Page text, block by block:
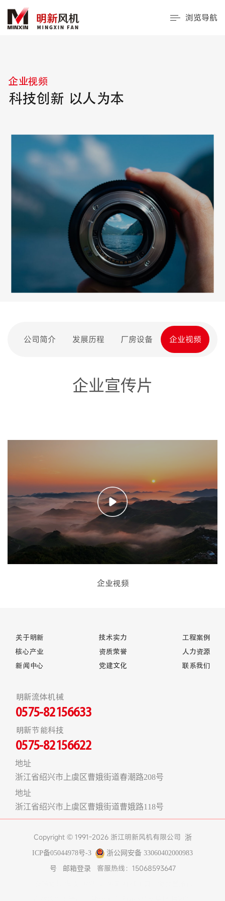
浏览导航
企业视频
科技创新 以人为本
公司简介 发展历程 厂房设备 企业视频
企业宣传片
企业视频
关于明新
核心产业
新闻中心
技术实力
资质荣誉
党建文化
工程案例
人力资源
联系我们
明新流体机械
0575-82156633
明新节能科技
0575-82156622
地址
浙江省绍兴市上虞区曹娥街道春潮路208号
地址
浙江省绍兴市上虞区曹娥街道曹娥路118号
Copyright © 1991-2026 浙江明新风机有限公司 浙
ICP备05044978号-3 浙公网安备 33060402000983
号 邮箱登录
客服热线：15068593647